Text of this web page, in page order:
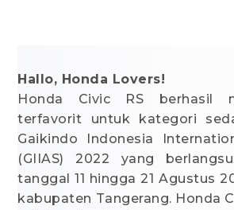
Hallo, Honda Lovers!
Honda Civic RS berhasil
terfavorit untuk kategori
Gaikindo Indonesia
(GIIAS) 2022 yang
tanggal 11 hingga 21 Agustus
kabupaten Tangerang. Honda